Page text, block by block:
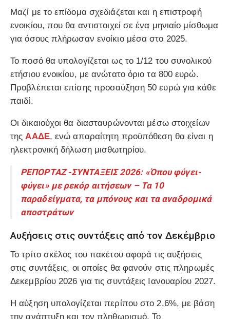
Μαζί με το επίδομα σχεδιάζεται και η επιστροφή
ενοικίου, που θα αντιστοιχεί σε ένα μηνιαίο μίσθωμα
για όσους πλήρωσαν ενοίκιο μέσα στο 2025.
Το ποσό θα υπολογίζεται ως το 1/12 του συνολικού
ετήσιου ενοικίου, με ανώτατο όριο τα 800 ευρώ.
Προβλέπεται επίσης προσαύξηση 50 ευρώ για κάθε
παιδί.
Οι δικαιούχοι θα διασταυρώνονται μέσω στοιχείων
τηςΑΑΔΕ, ενώ απαραίτητη προϋπόθεση θα είναι η
ηλεκτρονική δήλωση μισθωτηρίου.
ΡΕΠΟΡΤΑΖ -ΣΥΝΤΑΞΕΙΣ 2026: «Όπου φύγει-
φύγει» με ρεκόρ αιτήσεων – Τα 10
παραδείγματα, τα μπόνους και τα αναδρομικά
αποστράτων
Αυξήσεις στις συντάξεις από τον Δεκέμβριο
Το τρίτο σκέλος του πακέτου αφορά τις αυξήσεις
στις συντάξεις, οι οποίες θα φανούν στις πληρωμές
Δεκεμβρίου 2026 για τις συντάξεις Ιανουαρίου 2027.
Η αύξηση υπολογίζεται περίπου στο 2,6%, με βάση
την ανάπτυξη και τον πληθωρισμό. Το